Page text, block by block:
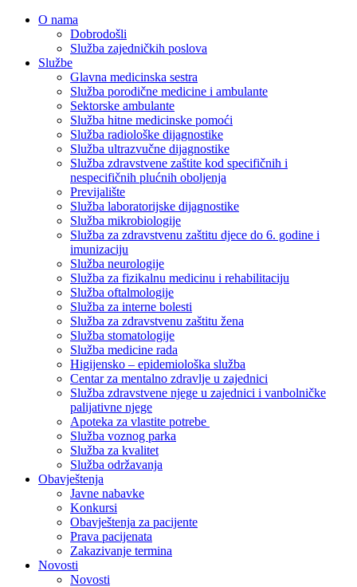
O nama
Dobrodošli
Služba zajedničkih poslova
Službe
Glavna medicinska sestra
Služba porodične medicine i ambulante
Sektorske ambulante
Služba hitne medicinske pomoći
Služba radiološke dijagnostike
Služba ultrazvučne dijagnostike
Služba zdravstvene zaštite kod specifičnih i
nespecifičnih plućnih oboljenja
Previjalište
Služba laboratorijske dijagnostike
Služba mikrobiologije
Služba za zdravstvenu zaštitu djece do 6. godine i
imunizaciju
Služba neurologije
Služba za fizikalnu medicinu i rehabilitaciju
Služba oftalmologije
Služba za interne bolesti
Služba za zdravstvenu zaštitu žena
Služba stomatologije
Služba medicine rada
Higijensko – epidemiološka služba
Centar za mentalno zdravlje u zajednici
Služba zdravstvene njege u zajednici i vanbolničke
palijativne njege
Apoteka za vlastite potrebe
Služba voznog parka
Služba za kvalitet
Služba održavanja
Obavještenja
Javne nabavke
Konkursi
Obavještenja za pacijente
Prava pacijenata
Zakazivanje termina
Novosti
Novosti